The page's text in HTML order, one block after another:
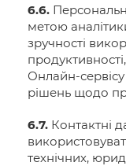
6.6.
метою
зручності
Онлайн-
рішень щодо
6.7. Контактні
технічних,